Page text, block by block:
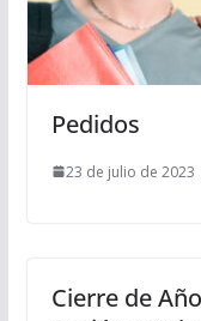
Pedidos
23 de julio de 2023
Cierre de